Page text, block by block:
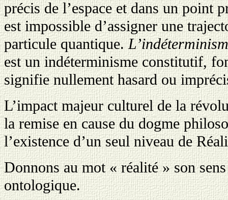
précis de l’espace et dans un point
est impossible d’assigner une
particule quantique.
est un indéterminisme constitutif,
signifie nullement hasard ou
L’impact majeur culturel de la
la remise en cause du dogme
l’existence d’un seul niveau de
Donnons au mot « réalité » son
ontologique.